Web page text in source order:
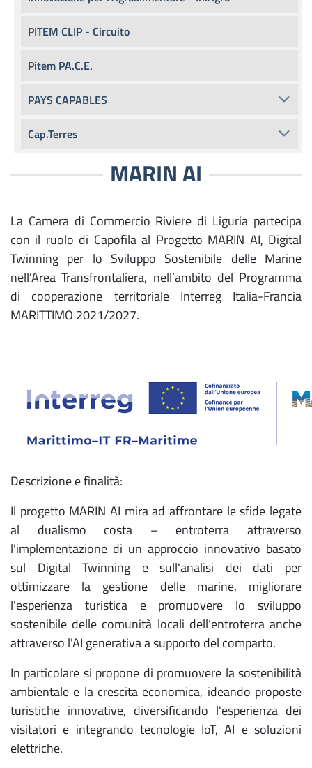
MARIN AI
La Camera di Commercio Riviere di Liguria partecipa
con il ruolo di Capofila al Progetto MARIN AI, Digital
Twinning per lo Sviluppo Sostenibile delle Marine
nell’Area Transfrontaliera, nell’ambito del Programma
di cooperazione territoriale Interreg Italia-Francia
MARITTIMO 2021/2027.
Descrizione e finalità:
Il progetto MARIN AI mira ad affrontare le sfide legate
al dualismo costa – entroterra attraverso
l'implementazione di un approccio innovativo basato
sul Digital Twinning e sull'analisi dei dati per
ottimizzare la gestione delle marine, migliorare
l'esperienza turistica e promuovere lo sviluppo
sostenibile delle comunità locali dell’entroterra anche
attraverso l'AI generativa a supporto del comparto.
In particolare si propone di promuovere la sostenibilità
ambientale e la crescita economica, ideando proposte
turistiche innovative, diversificando l'esperienza dei
visitatori e integrando tecnologie IoT, AI e soluzioni
elettriche.
PITEM CLIP - Circuito
Pitem PA.C.E.
PAYS CAPABLES
Cap.Terres